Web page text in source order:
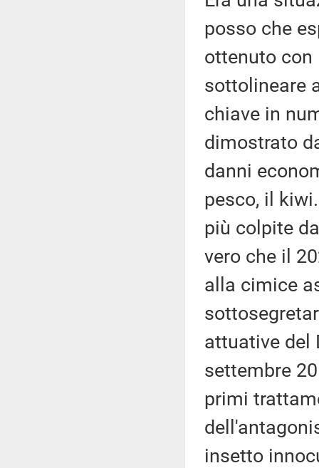
posso che
ottenuto con
sottolineare
chiave in
dimostrato
danni
pesco, il
più colpite
vero che il
alla cimice
attuative del
settembre
primi
insetto